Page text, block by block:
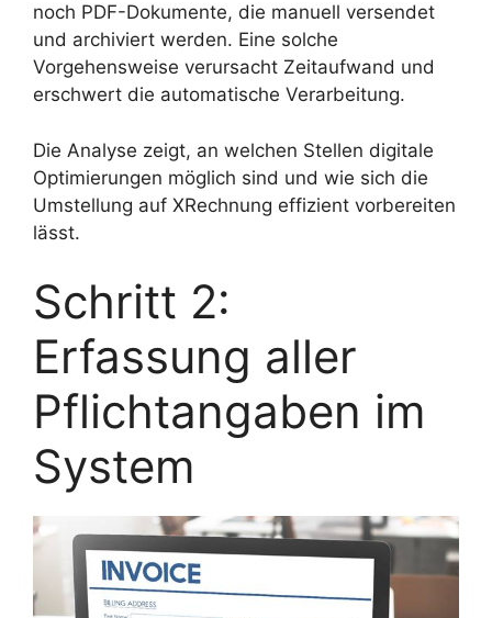
noch PDF-Dokumente, die manuell versendet
und archiviert werden. Eine solche
Vorgehensweise verursacht Zeitaufwand und
erschwert die automatische Verarbeitung.
Die Analyse zeigt, an welchen Stellen digitale
Optimierungen möglich sind und wie sich die
Umstellung auf XRechnung effizient vorbereiten
lässt.
Schritt 2:
Erfassung aller
Pflichtangaben im
System